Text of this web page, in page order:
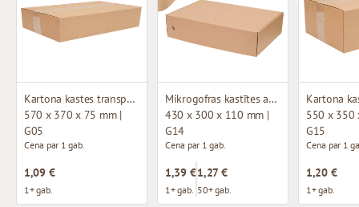
Kartona kastes transportēšanai
570 x 370 x 75 mm |
G05
Cena par 1 gab.
1,09 €
1+ gab.
Mikrogofras kastītes ar 2 līmmalām un perforāciju
430 x 300 x 110 mm |
G14
Cena par 1 gab.
1,39 €
1+ gab.
1,27 €
50+ gab.
550 x 350
G15
Cena par 1
1,20 €
1+ gab.